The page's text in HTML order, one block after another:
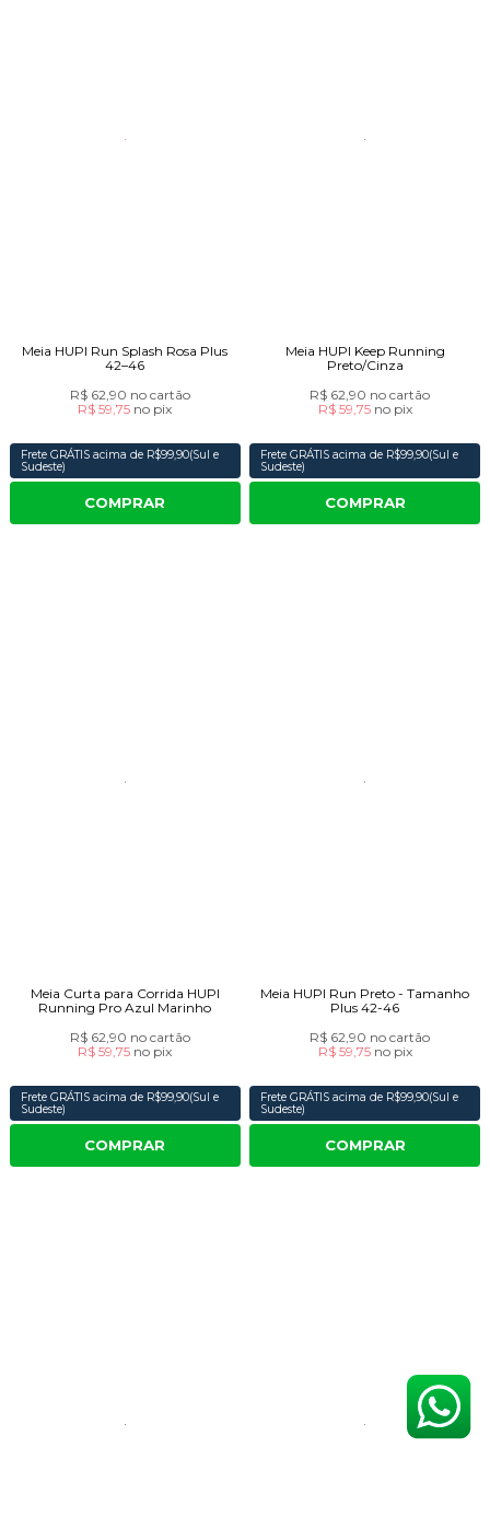
Meia HUPI Run Splash Rosa Plus
42–46
R$ 62,90 no cartão
R$ 59,75 no pix
Frete GRÁTIS acima de R$99,90(Sul e
Sudeste)
COMPRAR
Meia HUPI Keep Running
Preto/Cinza
R$ 62,90 no cartão
R$ 59,75 no pix
Frete GRÁTIS acima de R$99,90(Sul e
Sudeste)
COMPRAR
Meia Curta para Corrida HUPI
Running Pro Azul Marinho
R$ 62,90 no cartão
R$ 59,75 no pix
Frete GRÁTIS acima de R$99,90(Sul e
Sudeste)
COMPRAR
Meia HUPI Run Preto - Tamanho
Plus 42-46
R$ 62,90 no cartão
R$ 59,75 no pix
Frete GRÁTIS acima de R$99,90(Sul e
Sudeste)
COMPRAR